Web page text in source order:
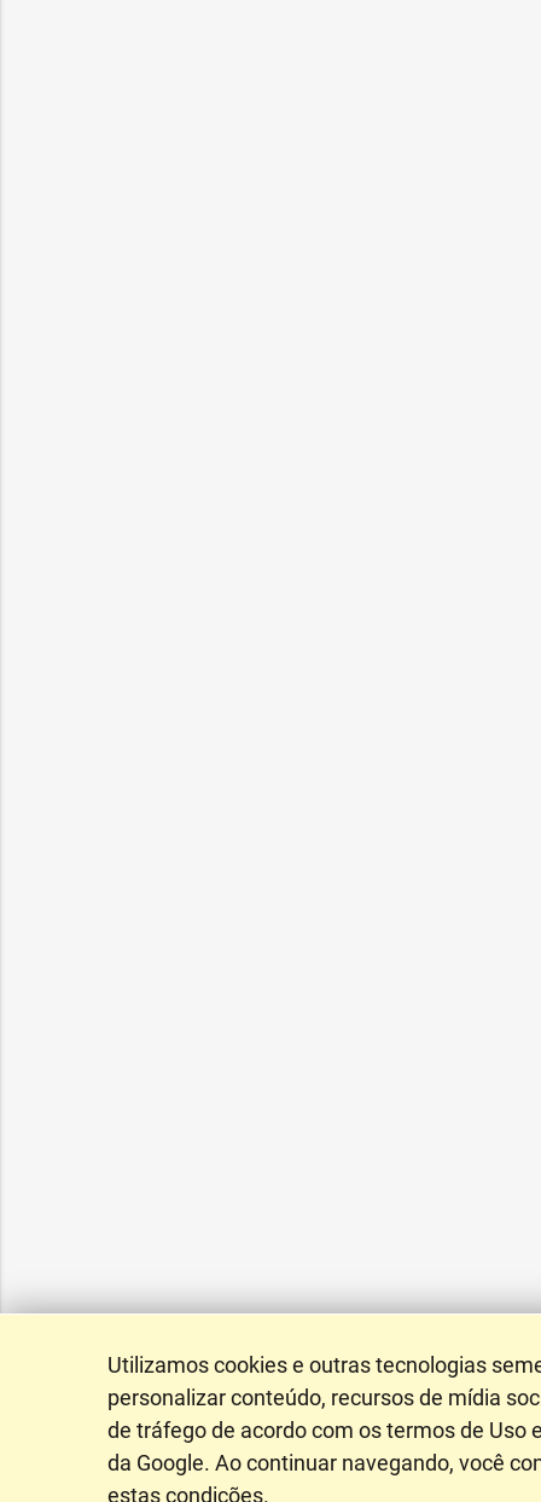
Utilizamos cookies e outras tecnologias
personalizar conteúdo, recursos de mídia
de tráfego de acordo com os termos de Uso
da Google. Ao continuar navegando, você
estas condições.